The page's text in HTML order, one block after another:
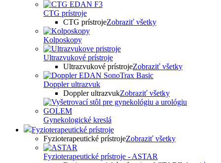
CTG prístroje
CTG prístrojeZobraziť všetky
Kolposkopy
Ultrazvukové prístroje
Ultrazvukové prístrojeZobraziť všetky
Doppler ultrazvuk
Doppler ultrazvukZobraziť všetky
Gynekologické kreslá
Fyzioterapeutické prístroje
Fyzioterapeutické prístrojeZobraziť všetky
Fyzioterapeutické prístroje - ASTAR